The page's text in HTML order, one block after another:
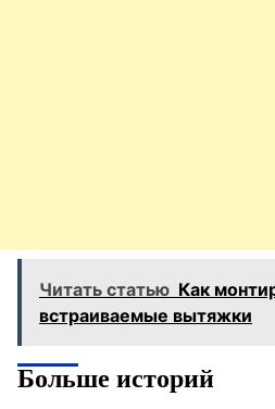
Читать статью Как
встраиваемые вытяжки
Больше историй